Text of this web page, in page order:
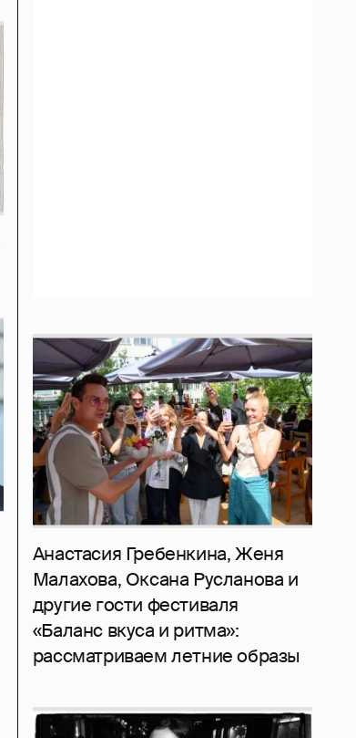
Анастасия Гребенкина, Женя
Малахова, Оксана Русланова и
другие гости фестиваля
«Баланс вкуса и ритма»:
рассматриваем летние образы